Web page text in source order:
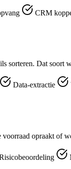
CRM
sorteren. Dat soort
Data-extractie
opraakt of